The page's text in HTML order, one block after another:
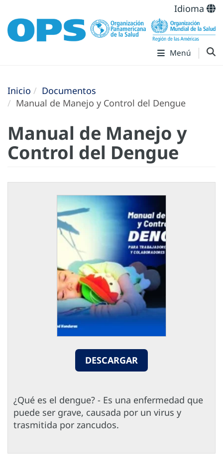
Idioma
Menú
Inicio
Documentos
Manual de Manejo y Control del Dengue
Manual de Manejo y
Control del Dengue
DESCARGAR
¿Qué es el dengue? - Es una enfermedad que
puede ser grave, causada por un virus y
trasmitida por zancudos.